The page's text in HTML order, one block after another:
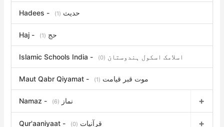
Hadees - حدیث (1)
Haj - حج (1)
Islamic Schools India - اسلامک اسکول ہندوستان (0)
Maut Qabr Qiyamat - موت قبر قیامت (1)
Namaz - نماز (6)
Qur'aaniyaat - قرآنیات (0)